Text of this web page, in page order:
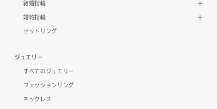
結婚指輪
婚約指輪
セットリング
ジュエリー
すべてのジュエリー
ファッションリング
ネックレス